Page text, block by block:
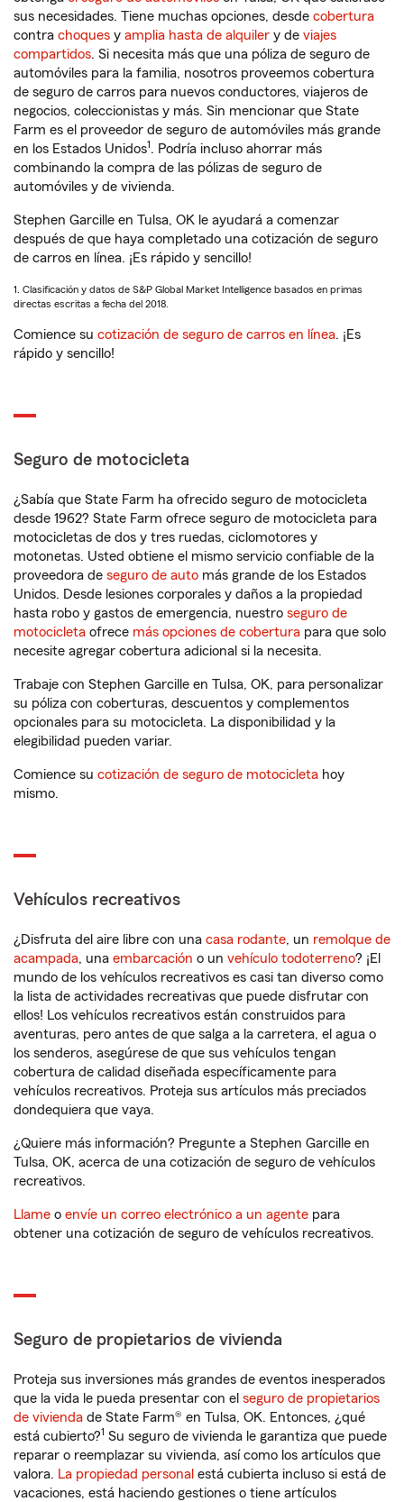
sus necesidades. Tiene muchas opciones, desde cobertura
contra choques y amplia hasta de alquiler y de viajes
compartidos. Si necesita más que una póliza de seguro de
automóviles para la familia, nosotros proveemos cobertura
de seguro de carros para nuevos conductores, viajeros de
negocios, coleccionistas y más. Sin mencionar que State
Farm es el proveedor de seguro de automóviles más grande
en los Estados Unidos1. Podría incluso ahorrar más
combinando la compra de las pólizas de seguro de
automóviles y de vivienda.
Stephen Garcille en Tulsa, OK le ayudará a comenzar
después de que haya completado una cotización de seguro
de carros en línea. ¡Es rápido y sencillo!
1. Clasificación y datos de S&P Global Market Intelligence basados en primas
directas escritas a fecha del 2018.
Comience su cotización de seguro de carros en línea. ¡Es
rápido y sencillo!
Seguro de motocicleta
¿Sabía que State Farm ha ofrecido seguro de motocicleta
desde 1962? State Farm ofrece seguro de motocicleta para
motocicletas de dos y tres ruedas, ciclomotores y
motonetas. Usted obtiene el mismo servicio confiable de la
proveedora de seguro de auto más grande de los Estados
Unidos. Desde lesiones corporales y daños a la propiedad
hasta robo y gastos de emergencia, nuestro seguro de
motocicleta ofrece más opciones de cobertura para que solo
necesite agregar cobertura adicional si la necesita.
Trabaje con Stephen Garcille en Tulsa, OK, para personalizar
su póliza con coberturas, descuentos y complementos
opcionales para su motocicleta. La disponibilidad y la
elegibilidad pueden variar.
Comience su cotización de seguro de motocicleta hoy
mismo.
Vehículos recreativos
¿Disfruta del aire libre con una casa rodante, un remolque de
acampada, una embarcación o un vehículo todoterreno? ¡El
mundo de los vehículos recreativos es casi tan diverso como
la lista de actividades recreativas que puede disfrutar con
ellos! Los vehículos recreativos están construidos para
aventuras, pero antes de que salga a la carretera, el agua o
los senderos, asegúrese de que sus vehículos tengan
cobertura de calidad diseñada específicamente para
vehículos recreativos. Proteja sus artículos más preciados
dondequiera que vaya.
¿Quiere más información? Pregunte a Stephen Garcille en
Tulsa, OK, acerca de una cotización de seguro de vehículos
recreativos.
Llame o envíe un correo electrónico a un agente para
obtener una cotización de seguro de vehículos recreativos.
Seguro de propietarios de vivienda
Proteja sus inversiones más grandes de eventos inesperados
que la vida le pueda presentar con el seguro de propietarios
de vivienda de State Farm® en Tulsa, OK. Entonces, ¿qué
está cubierto?1 Su seguro de vivienda le garantiza que puede
reparar o reemplazar su vivienda, así como los artículos que
valora. La propiedad personal está cubierta incluso si está de
vacaciones, está haciendo gestiones o tiene artículos